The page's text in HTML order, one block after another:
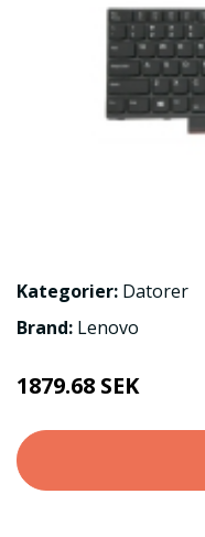
Kategorier: Datorer
Brand: Lenovo
1879.68 SEK